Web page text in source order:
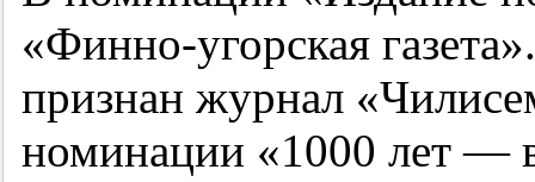
«Финно-угорская
признан журнал
номинации «1000 лет —